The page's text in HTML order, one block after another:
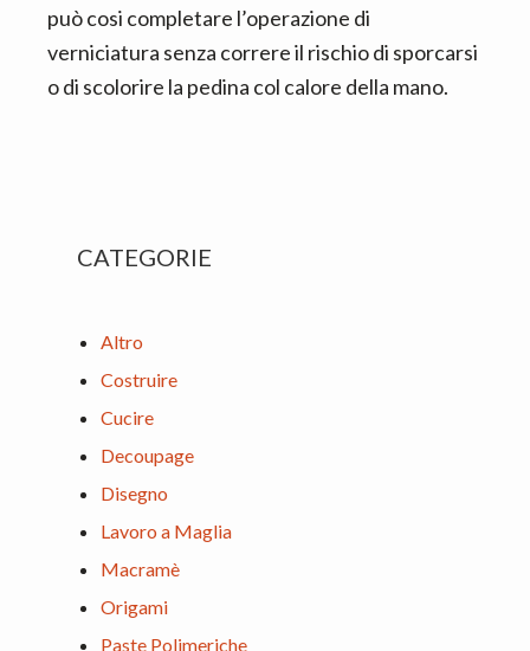
può cosi completare l’operazione di
verniciatura senza correre il rischio di sporcarsi
o di scolorire la pedina col calore della mano.
Primary
CATEGORIE
Altro
Costruire
Cucire
Decoupage
Disegno
Lavoro a Maglia
Macramè
Origami
Paste Polimeriche